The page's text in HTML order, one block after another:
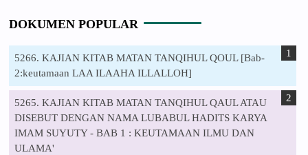
DOKUMEN POPULAR
5266. KAJIAN KITAB MATAN TANQIHUL QOUL [Bab-
2:keutamaan LAA ILAAHA ILLALLOH]
5265. KAJIAN KITAB MATAN TANQIHUL QAUL ATAU
DISEBUT DENGAN NAMA LUBABUL HADITS KARYA
IMAM SUYUTY - BAB 1 : KEUTAMAAN ILMU DAN
ULAMA'